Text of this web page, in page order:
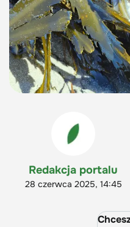
Redakcja portalu
28 czerwca 2025, 14:45